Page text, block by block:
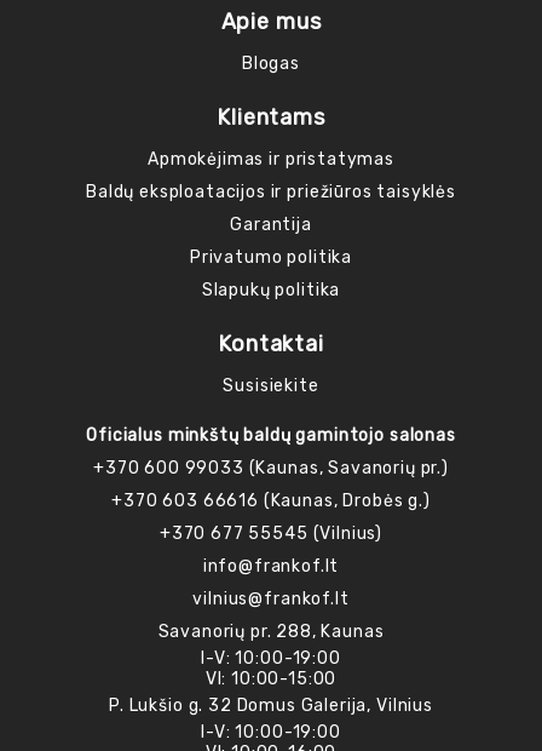
Apie mus
Blogas
Klientams
Apmokėjimas ir pristatymas
Baldų eksploatacijos ir priežiūros taisyklės
Garantija
Privatumo politika
Slapukų politika
Kontaktai
Susisiekite
Oficialus minkštų baldų gamintojo salonas
+370 600 99033 (Kaunas, Savanorių pr.)
+370 603 66616 (Kaunas, Drobės g.)
+370 677 55545 (Vilnius)
info@frankof.lt
vilnius@frankof.lt
Savanorių pr. 288, Kaunas
I-V: 10:00-19:00
VI: 10:00-15:00
P. Lukšio g. 32 Domus Galerija, Vilnius
I-V: 10:00-19:00